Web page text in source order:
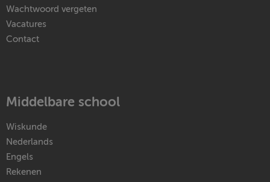
Wachtwoord vergeten
Vacatures
Contact
Middelbare school
Wiskunde
Nederlands
Engels
Rekenen